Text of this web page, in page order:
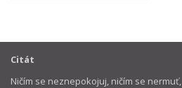
Citát
Ničím se neznepokojuj, ničím se nermuť,